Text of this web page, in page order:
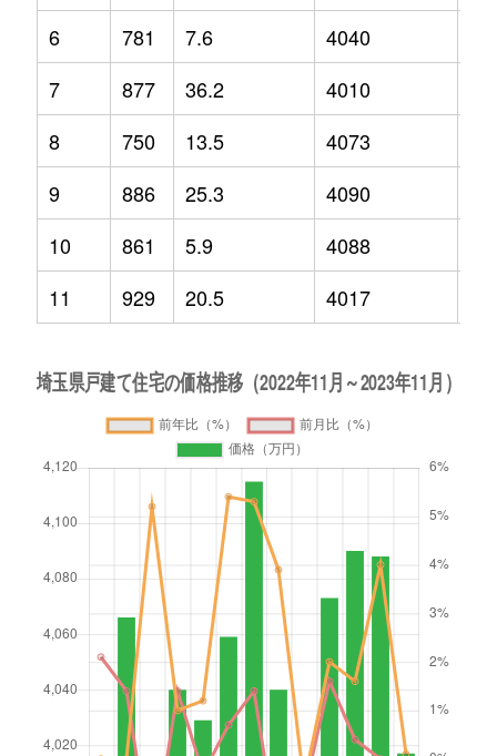
6
781 7.6 4040
7
877 36.2 4010
8
750 13.5 4073
9
886 25.3 4090
10
861 5.9 4088
11
929 20.5 4017